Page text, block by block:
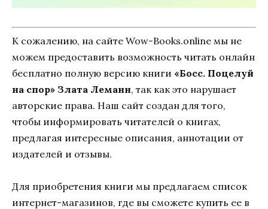
К сожалению, на сайте Wow-Books.online мы не
можем предоставить возможность читать онлайн
бесплатно полную версию книги «Босс. Поцелуй
на спор» Злата Леманн, так как это нарушает
авторские права. Наш сайт создан для того,
чтобы информировать читателей о книгах,
предлагая интересные описания, аннотации от
издателей и отзывы.
Для приобретения книги мы предлагаем список
интернет-магазинов, где вы сможете купить ее в